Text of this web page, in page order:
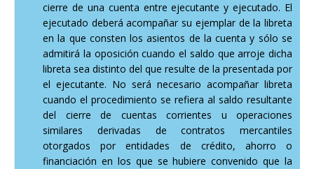
cierre de una cuenta entre ejecutante y ejecutado. El
ejecutado deberá acompañar su ejemplar de la libreta
en la que consten los asientos de la cuenta y sólo se
admitirá la oposición cuando el saldo que arroje dicha
libreta sea distinto del que resulte de la presentada por
el ejecutante. No será necesario acompañar libreta
cuando el procedimiento se refiera al saldo resultante
del cierre de cuentas corrientes u operaciones
similares derivadas de contratos mercantiles
otorgados por entidades de crédito, ahorro o
financiación en los que se hubiere convenido que la